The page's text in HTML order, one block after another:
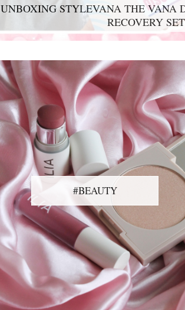
UNBOXING STYLEVANA THE VANA
RECOVERY
LYKO LOVABLES THE BDAY
#BEAUTY